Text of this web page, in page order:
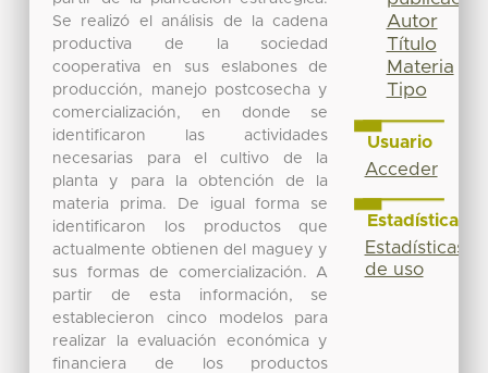
Se realizó el análisis de la cadena
productiva de la sociedad
cooperativa en sus eslabones de
producción, manejo postcosecha y
comercialización, en donde se
identificaron las actividades
necesarias para el cultivo de la
planta y para la obtención de la
materia prima. De igual forma se
identificaron los productos que
actualmente obtienen del maguey y
sus formas de comercialización. A
partir de esta información, se
establecieron cinco modelos para
realizar la evaluación económica y
financiera de los productos
Autor
Título
Materia
Tipo
Usuario
Acceder
Estadísticas
Estadísticas
de uso